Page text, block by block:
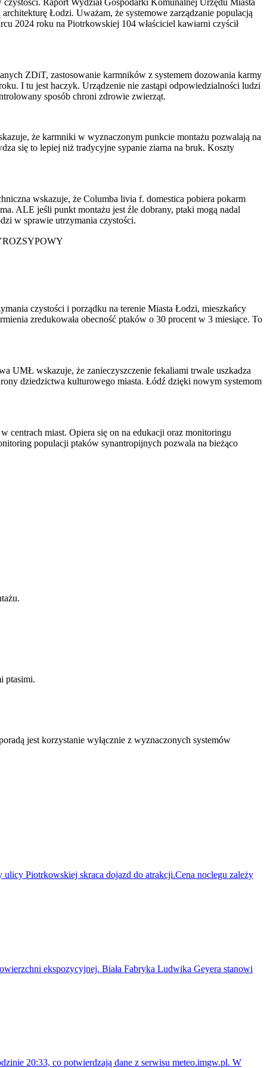
Łodzi. Uważam, że systemowe zarządzanie populacją
2024 roku na Piotrkowskiej 104 właściciel kawiarni czyścił
ZDiT, zastosowanie karmników z systemem dozowania karmy
I tu jest haczyk. Urządzenie nie zastąpi odpowiedzialności ludzi
sposób chroni zdrowie zwierząt.
że karmniki w wyznaczonym punkcie montażu pozwalają na
się to lepiej niż tradycyjne sypanie ziarna na bruk. Koszty
wskazuje, że Columba livia f. domestica pobiera pokarm
ALE jeśli punkt montażu jest źle dobrany, ptaki mogą nadal
w sprawie utrzymania czystości.
czystości i porządku na terenie Miasta Łodzi, mieszkańcy
zredukowała obecność ptaków o 30 procent w 3 miesiące. To
UMŁ wskazuje, że zanieczyszczenie fekaliami trwale uszkadza
dziedzictwa kulturowego miasta. Łódź dzięki nowym systemom
centrach miast. Opiera się on na edukacji oraz monitoringu
populacji ptaków synantropijnych pozwala na bieżąco
ptasimi.
jest korzystanie wyłącznie z wyznaczonych systemów
Piotrkowskiej skraca dojazd do atrakcji.Cena noclegu zależy
ekspozycyjnej. Biała Fabryka Ludwika Geyera stanowi
20:33, co potwierdzają dane z serwisu meteo.imgw.pl. W